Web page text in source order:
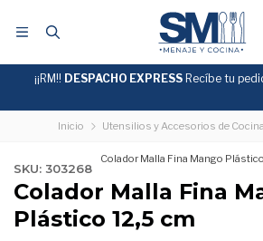
GRATIS
¡¡RM!! DESPACHO EXPRESS Recíbe tu
Inicio Utensilios y Accesorios de Cocina
Colador Malla Fina Mango
SKU: 303268
Colador Malla Fina
Plástico 12,5 cm